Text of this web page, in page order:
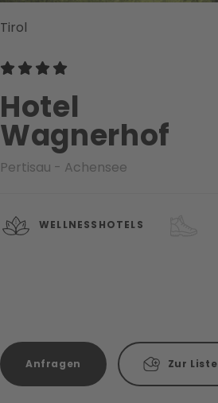
Tirol
Hotel
Wagnerhof
Pertisau - Achensee
WELLNESSHOTELS
Anfragen Zur Liste